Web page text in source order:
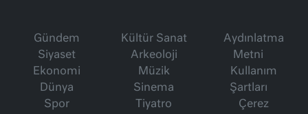
Gündem
Siyaset
Ekonomi
Dünya
Spor
Kültür Sanat
Arkeoloji
Müzik
Sinema
Tiyatro
Aydınlatma
Metni
Kullanım
Şartları
Çerez